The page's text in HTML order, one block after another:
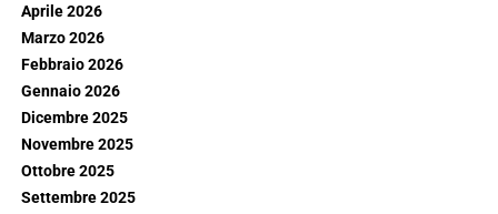
Aprile 2026
Marzo 2026
Febbraio 2026
Gennaio 2026
Dicembre 2025
Novembre 2025
Ottobre 2025
Settembre 2025